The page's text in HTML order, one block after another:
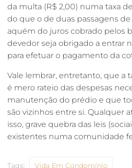
da multa (R$ 2,00) numa taxa
do que o de duas passagens
aquém do juros cobrado pelos
devedor seja obrigado a entrar
para efetuar o pagamento da
Vale lembrar, entretanto, que a
é mero rateio das despesas
manutenção do prédio e que
são vizinhos entre si. Qualquer
isso, grave quebra das leis
existentes numa comunidade
Tags: Vida Em Condomínio